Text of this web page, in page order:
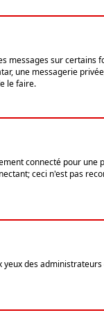
messages sur certains
une messagerie
le faire.
connecté pour une
ceci n'est pas
des